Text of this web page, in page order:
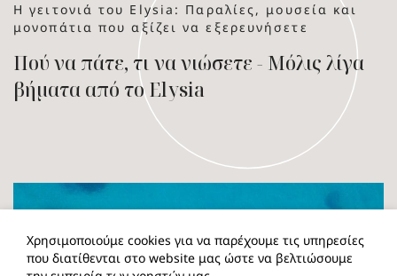
Η γειτονιά του Elysia: Παραλίες, μουσεία και
μονοπάτια που αξίζει να εξερευνήσετε
Πού να πάτε, τι νανιώσετε - Μόλις λίγα
βήματα από τοElysia
Χρησιμοποιούμε cookies για να παρέχουμε τις υπηρεσίες
που διατίθενται στο website μας ώστε να βελτιώσουμε